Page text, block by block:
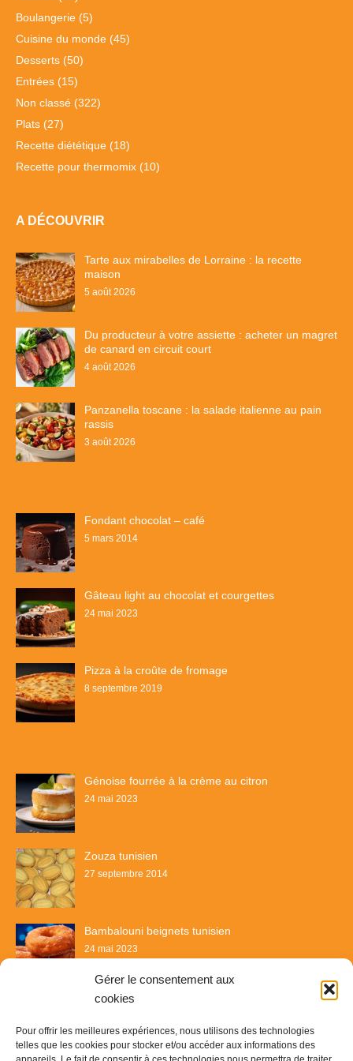
Gérer le consentement aux
cookies
Pour offrir les meilleures expériences, nous utilisons des technologies
telles que les cookies pour stocker et/ou accéder aux informations des
Boulangerie (5)
Cuisine du monde (45)
Desserts (50)
Entrées (15)
Non classé (322)
Plats (27)
Recette diététique (18)
Recette pour thermomix (10)
A DÉCOUVRIR
Tarte aux mirabelles de Lorraine : la recette
maison
5 août 2026
Du producteur à votre assiette : acheter un magret
de canard en circuit court
4 août 2026
Panzanella toscane : la salade italienne au pain
rassis
3 août 2026
Fondant chocolat – café
5 mars 2014
Gâteau light au chocolat et courgettes
24 mai 2023
Pizza à la croûte de fromage
8 septembre 2019
Génoise fourrée à la crème au citron
24 mai 2023
Zouza tunisien
27 septembre 2014
Bambalouni beignets tunisien
24 mai 2023